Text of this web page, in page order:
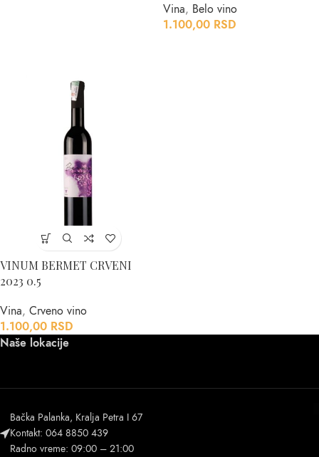
Vina, Belo vino
1.100,00 RSD
VINUM BERMET CRVENI
2023 0.5
Vina, Crveno vino
1.100,00 RSD
Naše lokacije
Bačka Palanka, Kralja Petra I 67
Kontakt: 064 8850 439
Radno vreme: 09:00 – 21:00